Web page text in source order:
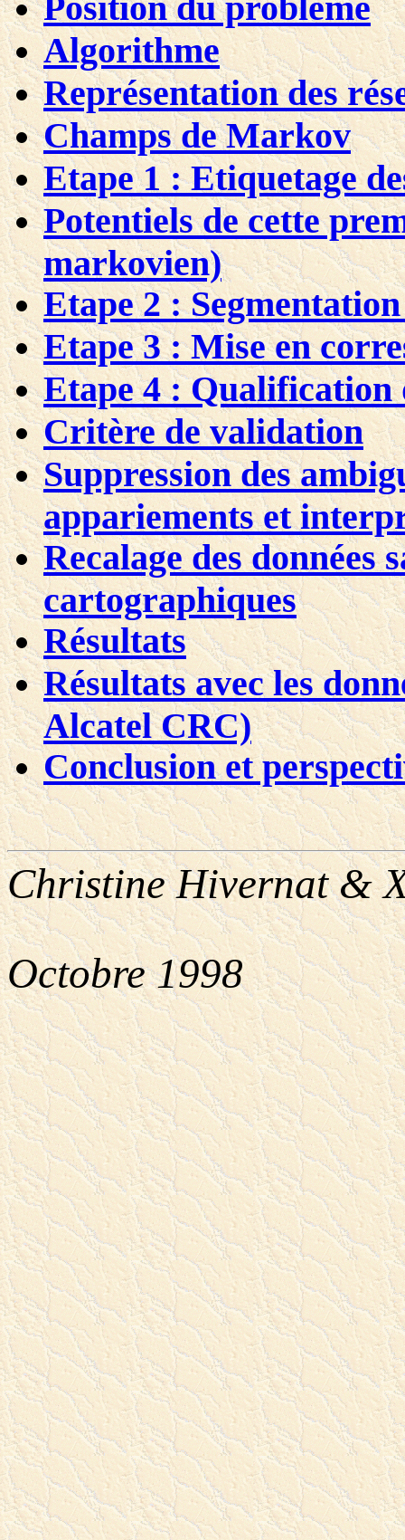
Algorithme
Représentation des
Champs de Markov
Etape 1 : Etiquetage
Potentiels de cette
markovien)
Etape 2 :
Etape 3 : Mise en
Etape 4 : Qualification
Critère de validation
Suppression des
appariements et
Recalage des données
cartographiques
Résultats
Résultats avec les
Alcatel CRC)
Conclusion et
Christine Hivernat &
Octobre 1998